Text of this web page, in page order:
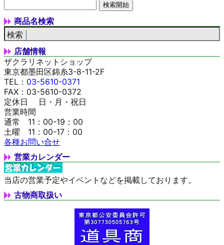
商品名検索
店舗情報
ザクラリネットショップ
東京都墨田区錦糸3-8-11-2F
TEL： 03-5610-0371
FAX：03-5610-0372
定休日 日・月・祝日
営業時間
通常 11：00-19：00
土曜 11：00-17：00
各種お問い合せ
営業カレンダー
当店の営業予定やイベントなどを掲載しております。
古物商取扱い